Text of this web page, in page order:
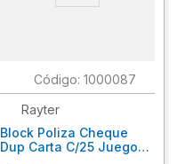
: 1000087
Rayter
Block Poliza Cheque
Dup Carta C/25 Juegos